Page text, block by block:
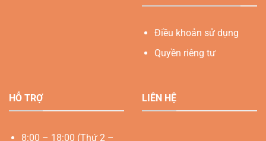
Điều khoản sử dụng
Quyền riêng tư
HỖ TRỢ
8:00 – 18:00 (Thứ 2 –
LIÊN HỆ